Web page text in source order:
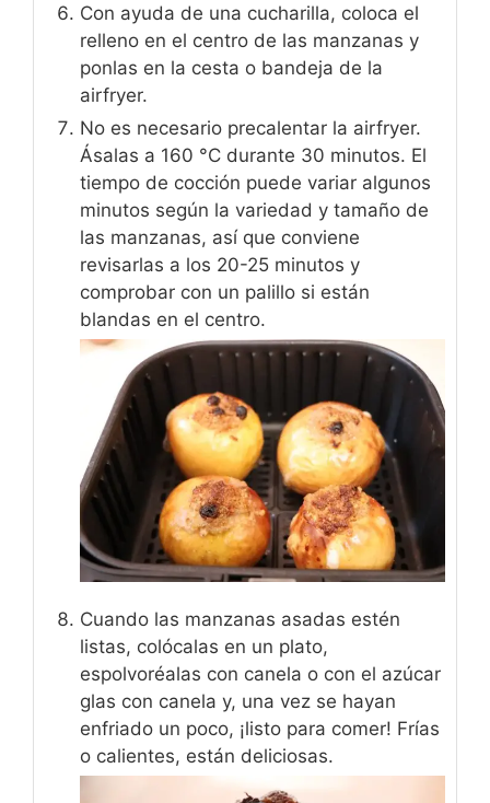
Con ayuda de una cucharilla, coloca el
relleno en el centro de las manzanas y
ponlas en la cesta o bandeja de la
airfryer.
No es necesario precalentar la airfryer.
Ásalas a 160 °C durante 30 minutos. El
tiempo de cocción puede variar algunos
minutos según la variedad y tamaño de
las manzanas, así que conviene
revisarlas a los 20-25 minutos y
comprobar con un palillo si están
blandas en el centro.
Cuando las manzanas asadas estén
listas, colócalas en un plato,
espolvoréalas con canela o con el azúcar
glas con canela y, una vez se hayan
enfriado un poco, ¡listo para comer! Frías
o calientes, están deliciosas.